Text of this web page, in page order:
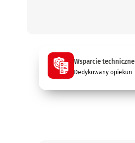
Wsparcie techniczne
Dedykowany opiekun